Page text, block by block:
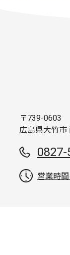
〒739-0603
広島県大竹市
営業時